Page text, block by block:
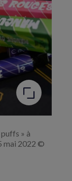
» à
mai 2022 ©